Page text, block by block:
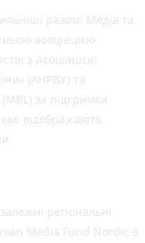
разом: Медіа та
асоціацією
з Асоціацією
(АНРВУ) та
за підтримки
відображають
регіональні
Media Fund Nordic в